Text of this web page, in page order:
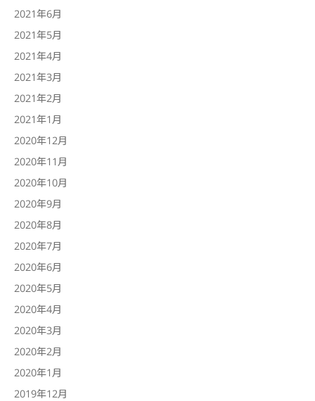
2021年6月
2021年5月
2021年4月
2021年3月
2021年2月
2021年1月
2020年12月
2020年11月
2020年10月
2020年9月
2020年8月
2020年7月
2020年6月
2020年5月
2020年4月
2020年3月
2020年2月
2020年1月
2019年12月